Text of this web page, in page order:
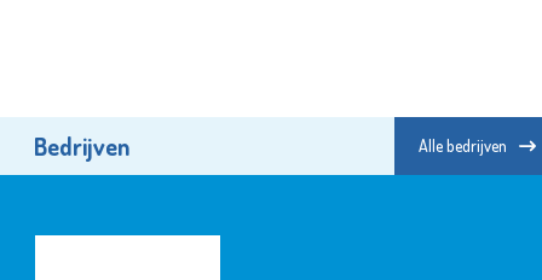
Bedrijven Alle bedrijven